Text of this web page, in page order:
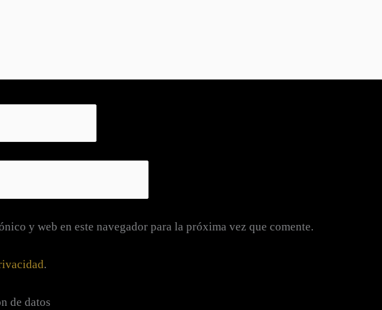
y web en este navegador para la próxima vez que comente.
.
de datos